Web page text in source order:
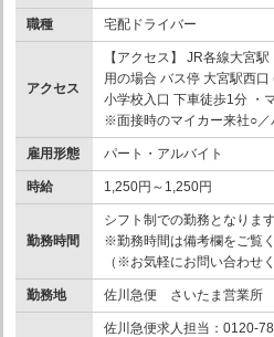
職種 宅配ドライバー
アクセス
【アクセス】 JR各線大宮
用の場合 バス停 大宮駅西
小学校入口 下車徒歩1分 ・
※面接時のマイカー来社○／
雇用形態 パート・アルバイト
時給 1,250円～1,250円
勤務時間
シフト制での勤務となります
※勤務時間は備考欄をご覧
（※お気軽にお問い合わせ
勤務地 佐川急便 さいたま営業所
佐川急便求人担当：0120-